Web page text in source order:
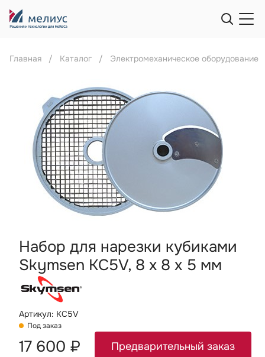
Главная Каталог Электромеханическое оборудование
Набор для нарезки кубиками
Skymsen KC5V, 8 х 8 х 5 мм
Артикул: KC5V
Под заказ
17 600 ₽ Предварительный заказ